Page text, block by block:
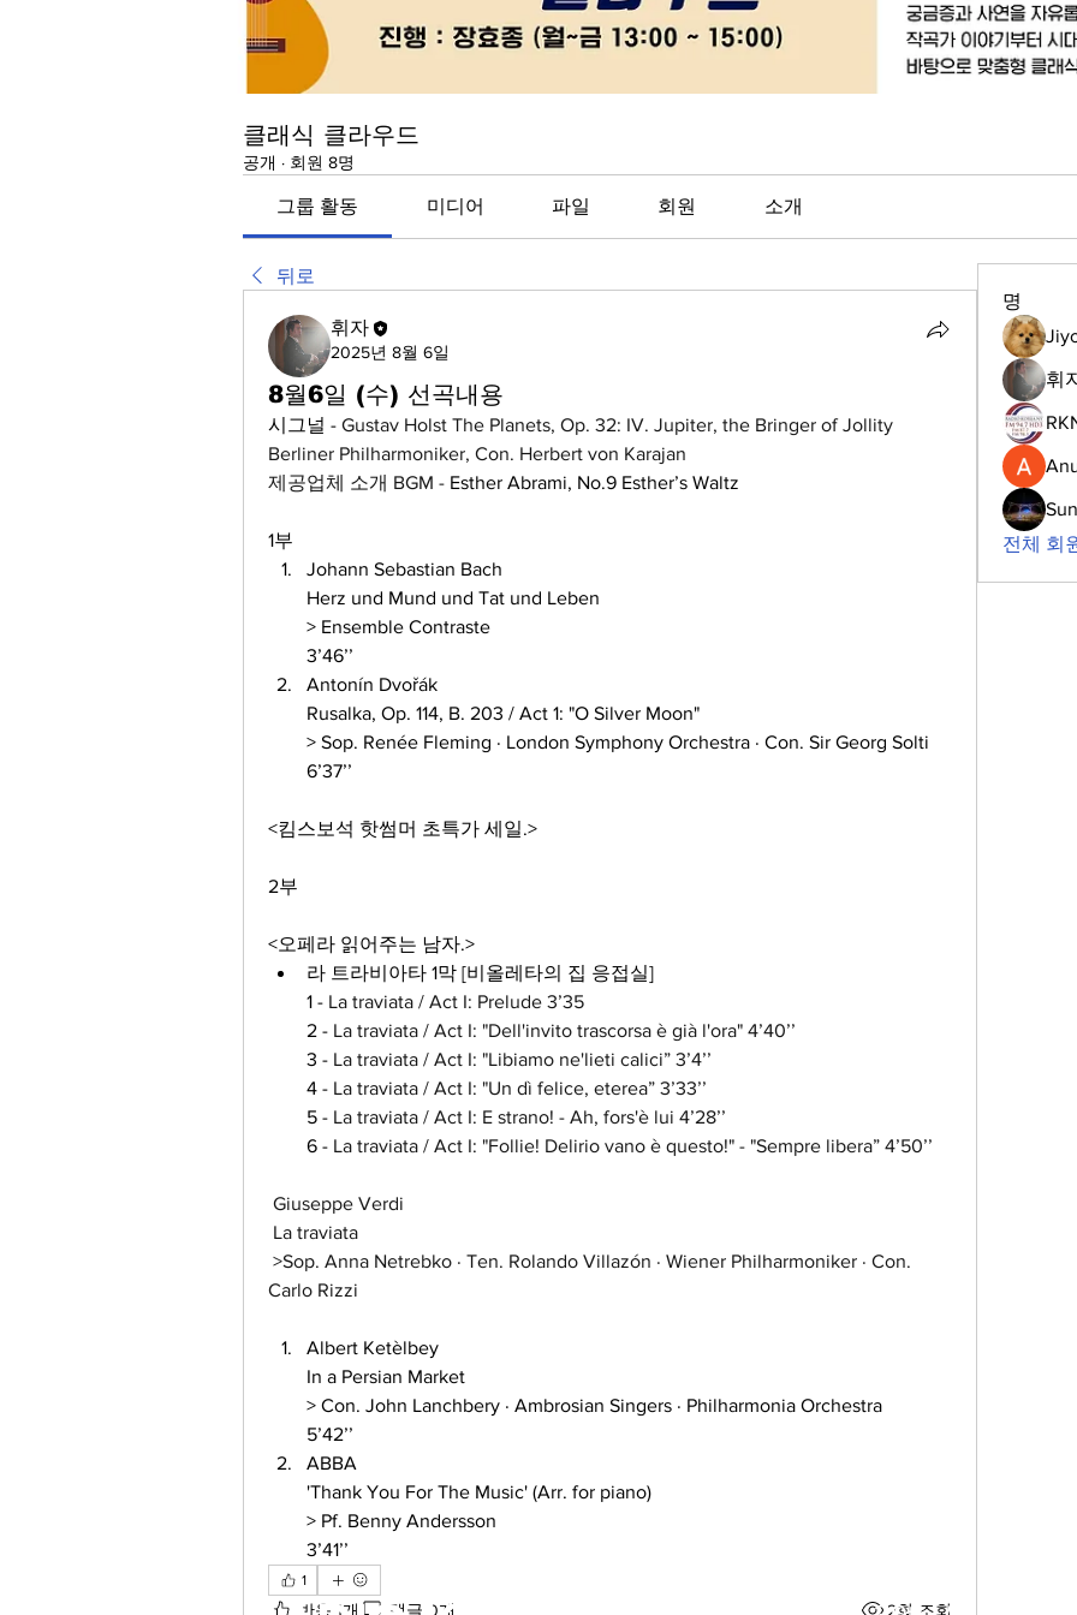
클래식 클라우드
공개 · 회원 8명
그룹 활동 미디어 파일 회원 소개
뒤로
휘자
2025년 8월 6일
8월6일 (수) 선곡내용
시그널 - Gustav Holst The Planets, Op. 32: IV. Jupiter, the Bringer of Jollity
Berliner Philharmoniker, Con. Herbert von Karajan
제공업체 소개 BGM - Esther Abrami, No.9 Esther’s Waltz
1부
Johann Sebastian Bach
Herz und Mund und Tat und Leben
> Ensemble Contraste
3’46’’
Antonín Dvořák
Rusalka, Op. 114, B. 203 / Act 1: "O Silver Moon"
> Sop. Renée Fleming · London Symphony Orchestra · Con. Sir Georg Solti
6’37’’
<킴스보석 핫썸머 초특가 세일.>
2부
<오페라 읽어주는 남자.>
라 트라비아타 1막 [비올레타의 집 응접실]
1 - La traviata / Act I: Prelude 3’35
2 - La traviata / Act I: "Dell'invito trascorsa è già l'ora" 4’40’’
3 - La traviata / Act I: "Libiamo ne'lieti calici” 3’4’’
4 - La traviata / Act I: "Un dì felice, eterea” 3’33’’
5 - La traviata / Act I: E strano! - Ah, fors'è lui 4’28’’
6 - La traviata / Act I: "Follie! Delirio vano è questo!" - "Sempre libera” 4’50’’
Giuseppe Verdi
La traviata
Carlo Rizzi
Albert Ketèlbey
In a Persian Market
> Con. John Lanchbery · Ambrosian Singers · Philharmonia Orchestra
5’42’’
ABBA
'Thank You For The Music' (Arr. for piano)
> Pf. Benny Andersson
3’41’’
1
반응 1개 댓글 0개 2회 조회
명
휘
전체 회